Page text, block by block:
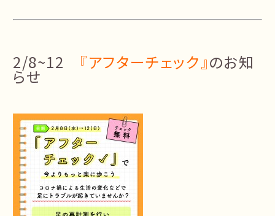
2/8~12 『アフターチェック』のお知
らせ